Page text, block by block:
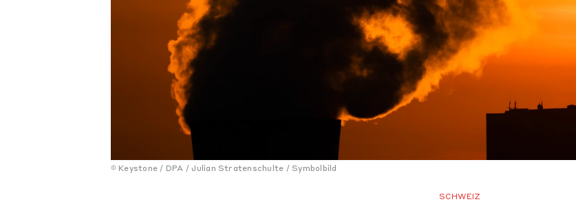
Keystone / DPA / Julian Stratenschulte / Symbolbild
SCHWEIZ